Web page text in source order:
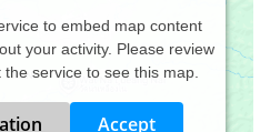
to embed map content
your activity. Please review
service to see this map.
Accept